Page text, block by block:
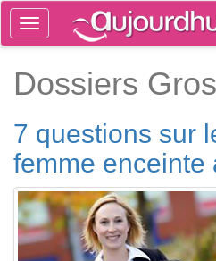
Toggle
navigation
Dossiers
7 questions sur
femme enceinte